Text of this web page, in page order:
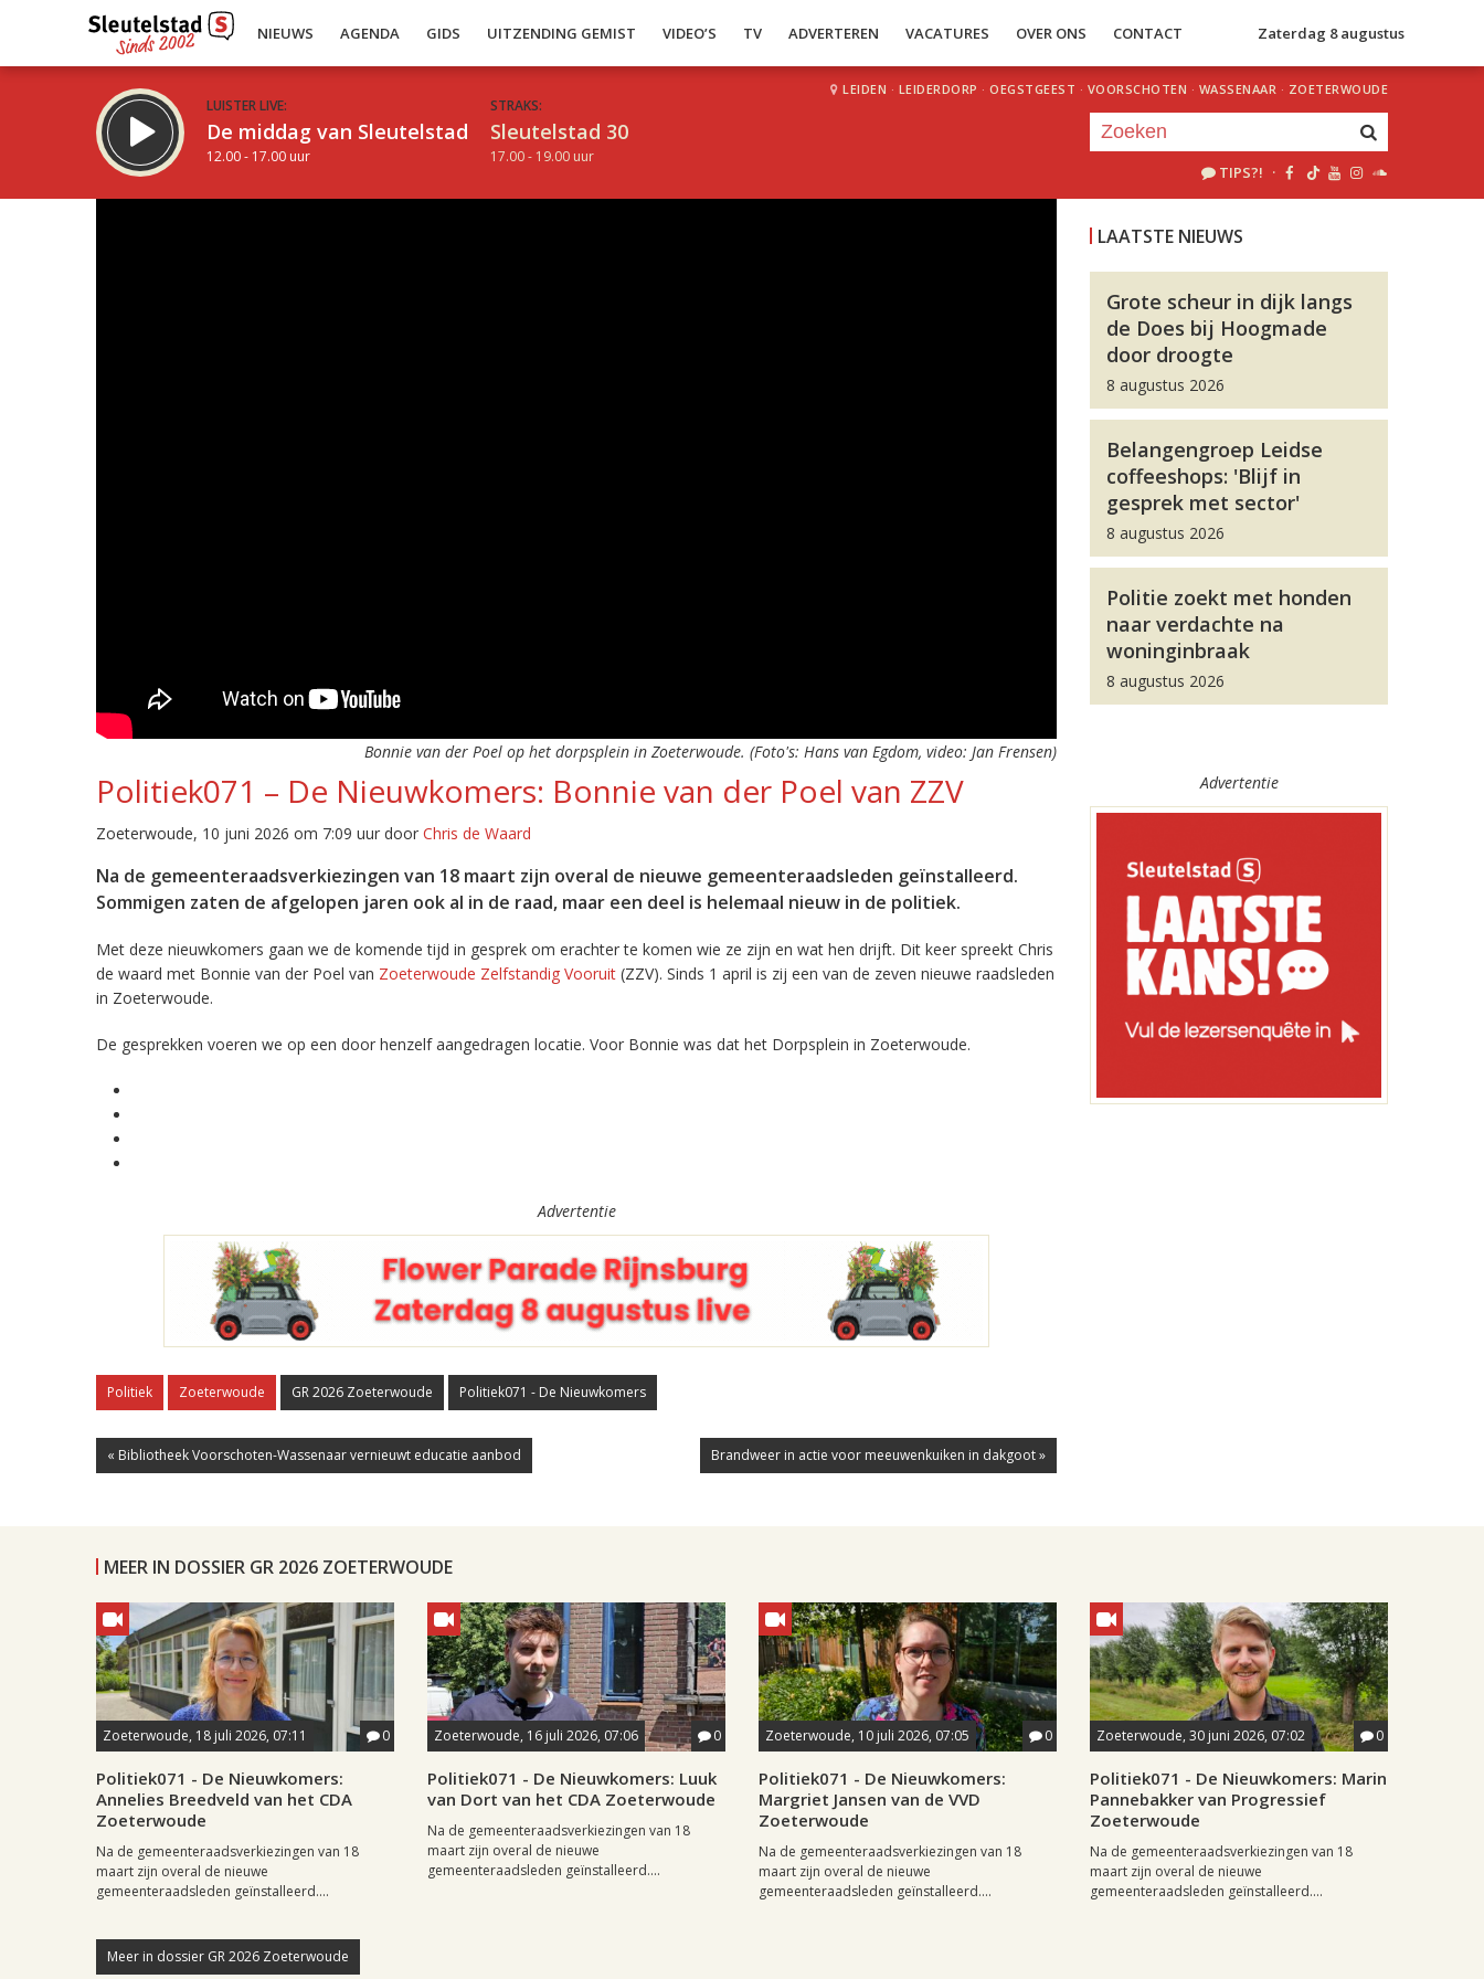
NIEUWS AGENDA GIDS UITZENDING GEMIST VIDEO’S TV ADVERTEREN VACATURES OVER ONS CONTACT Zaterdag 8 augustus
LUISTER LIVE:
De middag van Sleutelstad
12.00 - 17.00 uur
STRAKS:
Sleutelstad 30
17.00 - 19.00 uur
LEIDEN · LEIDERDORP · OEGSTGEEST · VOORSCHOTEN · WASSENAAR · ZOETERWOUDE
TIPS?! ·
Bonnie van der Poel op het dorpsplein in Zoeterwoude. (Foto's: Hans van Egdom, video: Jan Frensen)
Politiek071 – De Nieuwkomers: Bonnie van der Poel van ZZV
Zoeterwoude, 10 juni 2026 om 7:09 uur door Chris de Waard
Na de gemeenteraadsverkiezingen van 18 maart zijn overal de nieuwe gemeenteraadsleden geïnstalleerd.
Sommigen zaten de afgelopen jaren ook al in de raad, maar een deel is helemaal nieuw in de politiek.
Met deze nieuwkomers gaan we de komende tijd in gesprek om erachter te komen wie ze zijn en wat hen drijft. Dit keer spreekt Chris
de waard met Bonnie van der Poel van Zoeterwoude Zelfstandig Vooruit (ZZV). Sinds 1 april is zij een van de zeven nieuwe raadsleden
in Zoeterwoude.
De gesprekken voeren we op een door henzelf aangedragen locatie. Voor Bonnie was dat het Dorpsplein in Zoeterwoude.
Advertentie
Politiek Zoeterwoude GR 2026 Zoeterwoude Politiek071 - De Nieuwkomers
« Bibliotheek Voorschoten-Wassenaar vernieuwt educatie aanbod Brandweer in actie voor meeuwenkuiken in dakgoot »
LAATSTE NIEUWS
Grote scheur in dijk langs
de Does bij Hoogmade
door droogte
8 augustus 2026
Belangengroep Leidse
coffeeshops: 'Blijf in
gesprek met sector'
8 augustus 2026
Politie zoekt met honden
naar verdachte na
woninginbraak
8 augustus 2026
Advertentie
MEER IN DOSSIER GR 2026 ZOETERWOUDE
Zoeterwoude, 18 juli 2026, 07:11 0
Politiek071 - De Nieuwkomers:
Annelies Breedveld van het CDA
Zoeterwoude
Na de gemeenteraadsverkiezingen van 18
maart zijn overal de nieuwe
gemeenteraadsleden geïnstalleerd....
Zoeterwoude, 16 juli 2026, 07:06 0
Politiek071 - De Nieuwkomers: Luuk
van Dort van het CDA Zoeterwoude
Na de gemeenteraadsverkiezingen van 18
maart zijn overal de nieuwe
gemeenteraadsleden geïnstalleerd....
Zoeterwoude, 10 juli 2026, 07:05 0
Politiek071 - De Nieuwkomers:
Margriet Jansen van de VVD
Zoeterwoude
Na de gemeenteraadsverkiezingen van 18
maart zijn overal de nieuwe
gemeenteraadsleden geïnstalleerd....
Zoeterwoude, 30 juni 2026, 07:02 0
Politiek071 - De Nieuwkomers: Marin
Pannebakker van Progressief
Zoeterwoude
Na de gemeenteraadsverkiezingen van 18
maart zijn overal de nieuwe
gemeenteraadsleden geïnstalleerd....
Meer in dossier GR 2026 Zoeterwoude